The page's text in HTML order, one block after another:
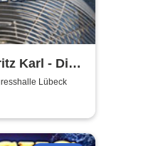
Karl - Die
Lübeck